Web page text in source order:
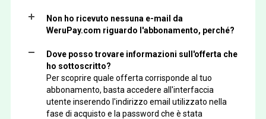
Non ho ricevuto nessuna e-mail da
WeruPay.com riguardo l'abbonamento, perché?
Dove posso trovare informazioni sull'offerta che
ho sottoscritto?
Per scoprire quale offerta corrisponde al tuo
abbonamento, basta accedere all'interfaccia
utente inserendo l'indirizzo email utilizzato nella
fase di acquisto e la password che è stata